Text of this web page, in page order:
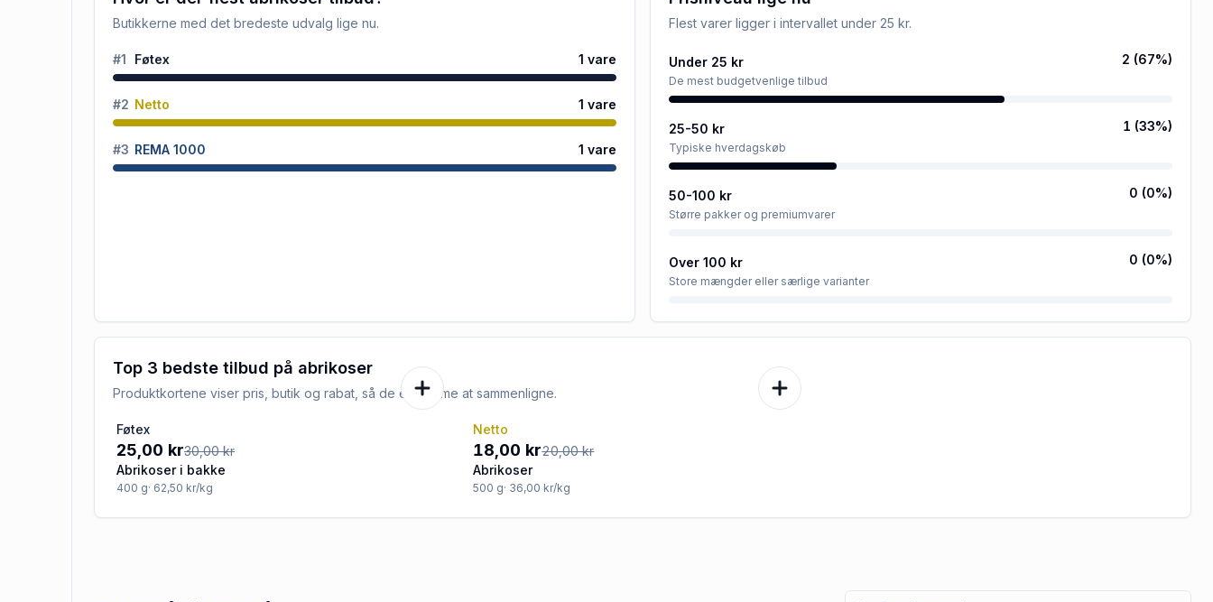
Butikkerne med det bredeste udvalg lige nu.
#1 Føtex 1 vare
#2 Netto 1 vare
#3 REMA 1000 1 vare
Flest varer ligger i intervallet under 25 kr.
Under 25 kr
De mest budgetvenlige tilbud
2 (67%)
25-50 kr
Typiske hverdagskøb
1 (33%)
50-100 kr
Større pakker og premiumvarer
0 (0%)
Over 100 kr
Store mængder eller særlige varianter
0 (0%)
Top 3 bedste tilbud på abrikoser
Produktkortene viser pris, butik og rabat, så de er nemme at sammenligne.
-17%
Føtex
25,00 kr30,00 kr
Abrikoser i bakke
400 g· 62,50 kr/kg
-10%
Netto
18,00 kr20,00 kr
Abrikoser
500 g· 36,00 kr/kg